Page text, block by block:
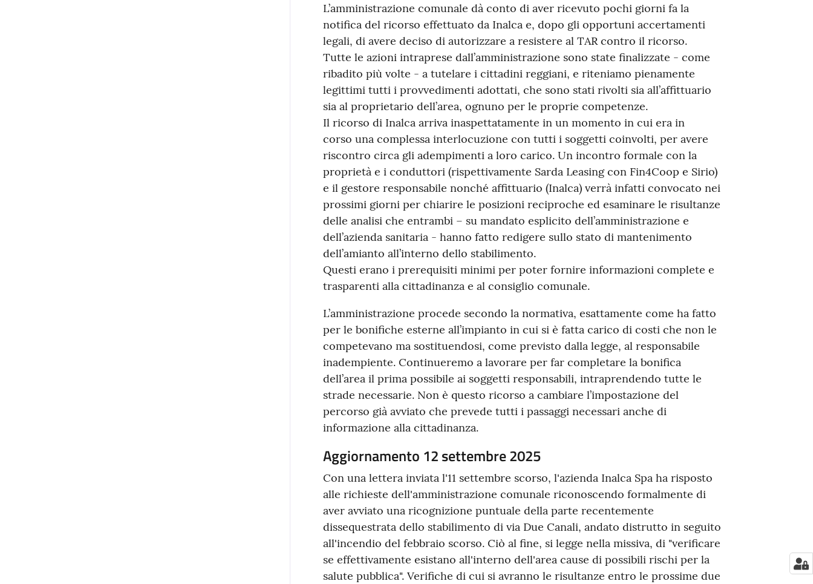
L’amministrazione comunale dà conto di aver ricevuto pochi giorni fa la
notifica del ricorso effettuato da Inalca e, dopo gli opportuni accertamenti
legali, di avere deciso di autorizzare a resistere al TAR contro il ricorso.
Tutte le azioni intraprese dall’amministrazione sono state finalizzate - come
ribadito più volte - a tutelare i cittadini reggiani, e riteniamo pienamente
legittimi tutti i provvedimenti adottati, che sono stati rivolti sia all’affittuario
sia al proprietario dell’area, ognuno per le proprie competenze.
Il ricorso di Inalca arriva inaspettatamente in un momento in cui era in
corso una complessa interlocuzione con tutti i soggetti coinvolti, per avere
riscontro circa gli adempimenti a loro carico. Un incontro formale con la
proprietà e i conduttori (rispettivamente Sarda Leasing con Fin4Coop e Sirio)
e il gestore responsabile nonché affittuario (Inalca) verrà infatti convocato nei
prossimi giorni per chiarire le posizioni reciproche ed esaminare le risultanze
delle analisi che entrambi – su mandato esplicito dell’amministrazione e
dell’azienda sanitaria - hanno fatto redigere sullo stato di mantenimento
dell’amianto all’interno dello stabilimento.
Questi erano i prerequisiti minimi per poter fornire informazioni complete e
trasparenti alla cittadinanza e al consiglio comunale.
L’amministrazione procede secondo la normativa, esattamente come ha fatto
per le bonifiche esterne all’impianto in cui si è fatta carico di costi che non le
competevano ma sostituendosi, come previsto dalla legge, al responsabile
inadempiente. Continueremo a lavorare per far completare la bonifica
dell’area il prima possibile ai soggetti responsabili, intraprendendo tutte le
strade necessarie. Non è questo ricorso a cambiare l’impostazione del
percorso già avviato che prevede tutti i passaggi necessari anche di
informazione alla cittadinanza.
Aggiornamento 12 settembre 2025
Con una lettera inviata l'11 settembre scorso, l'azienda Inalca Spa ha risposto
alle richieste dell'amministrazione comunale riconoscendo formalmente di
aver avviato una ricognizione puntuale della parte recentemente
dissequestrata dello stabilimento di via Due Canali, andato distrutto in seguito
all'incendio del febbraio scorso. Ciò al fine, si legge nella missiva, di "verificare
se effettivamente esistano all'interno dell'area cause di possibili rischi per la
salute pubblica". Verifiche di cui si avranno le risultanze entro le prossime due